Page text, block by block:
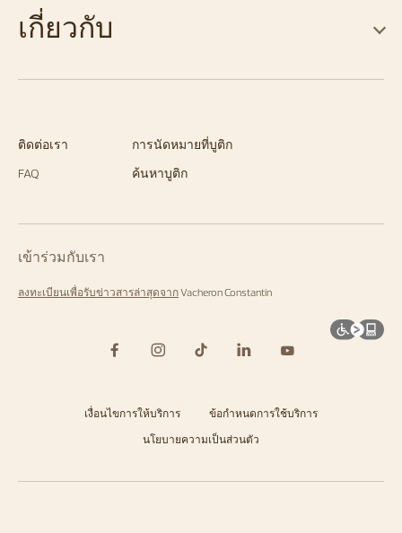
ติดต่อเรา
การนัดหมายที่บูติก
FAQ
ค้นหาบูติก
เข้าร่วมกับเรา
ลงทะเบียนเพื่อรับข่าวสารล่าสุดจากVacheron Constantin
เกี่ยวกับ
เงื่อนไขการให้บริการ
ข้อกำหนดการใช้บริการ
นโยบายความเป็นส่วนตัว